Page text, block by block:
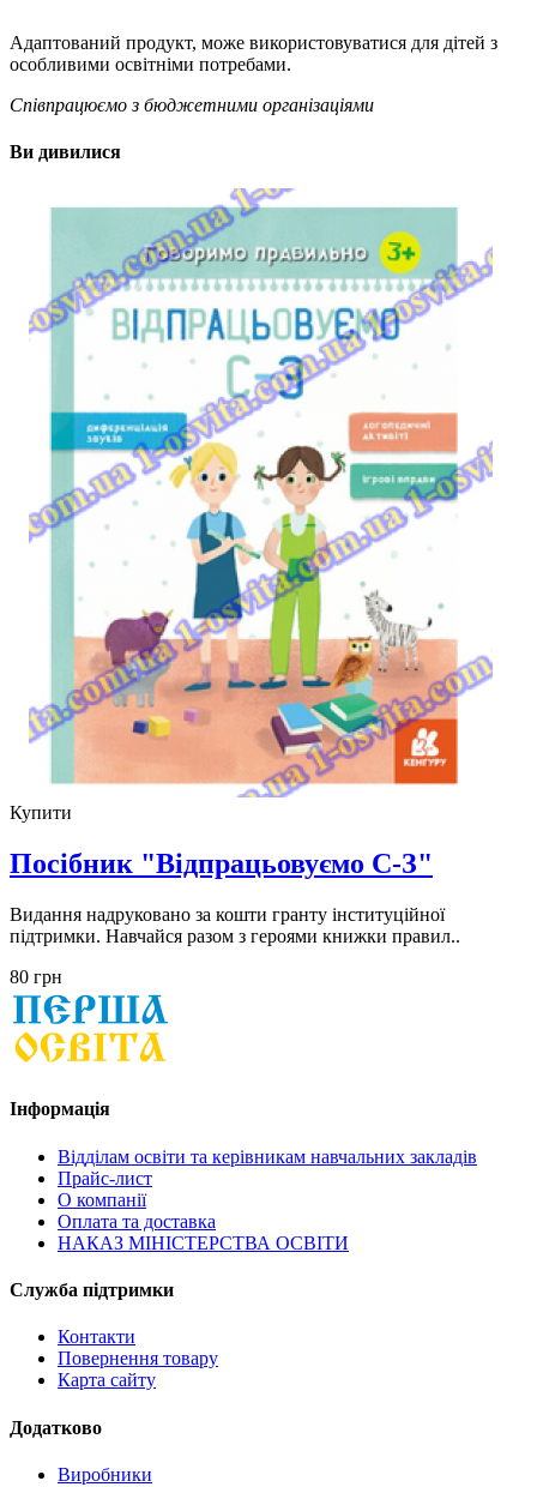
Адаптований продукт, може використовуватися для дітей з
особливими освітніми потребами.
Співпрацюємо з бюджетними організаціями
Ви дивилися
Купити
Посібник "Відпрацьовуємо С-З"
Видання надруковано за кошти гранту інституційної
підтримки. Навчайся разом з героями книжки правил..
80 грн
Інформація
Відділам освіти та керівникам навчальних закладів
Прайс-лист
О компанії
Оплата та доставка
НАКАЗ МІНІСТЕРСТВА ОСВІТИ
Служба підтримки
Контакти
Повернення товару
Карта сайту
Додатково
Виробники